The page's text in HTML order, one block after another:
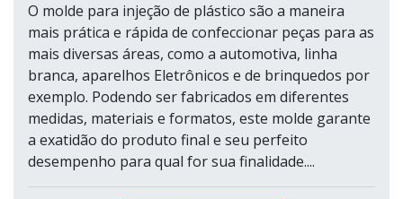
O molde para injeção de plástico são a maneira
mais prática e rápida de confeccionar peças para as
mais diversas áreas, como a automotiva, linha
branca, aparelhos Eletrônicos e de brinquedos por
exemplo. Podendo ser fabricados em diferentes
medidas, materiais e formatos, este molde garante
a exatidão do produto final e seu perfeito
desempenho para qual for sua finalidade....